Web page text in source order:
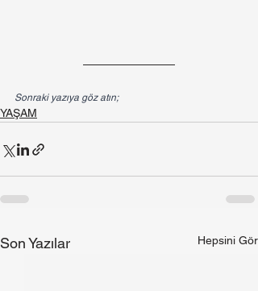
Sonraki yazıya göz atın;
YAŞAM
Son Yazılar Hepsini Gör